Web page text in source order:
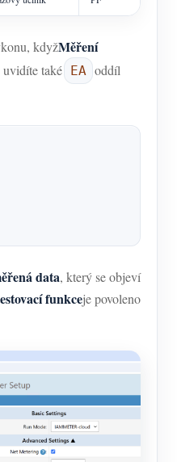
kdyžMěření
uvidíte také EA oddíl
data, který se objeví
funkceje povoleno